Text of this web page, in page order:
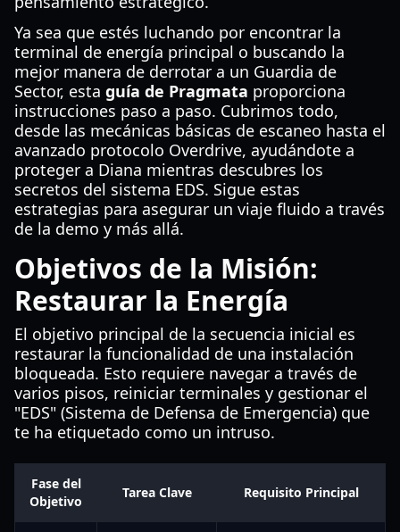
Ya sea que estés luchando por encontrar la
terminal de energía principal o buscando la
mejor manera de derrotar a un Guardia de
Sector, esta guía de Pragmata proporciona
instrucciones paso a paso. Cubrimos todo,
desde las mecánicas básicas de escaneo hasta el
avanzado protocolo Overdrive, ayudándote a
proteger a Diana mientras descubres los
secretos del sistema EDS. Sigue estas
estrategias para asegurar un viaje fluido a través
de la demo y más allá.
Objetivos de la Misión:
Restaurar la Energía
El objetivo principal de la secuencia inicial es
restaurar la funcionalidad de una instalación
bloqueada. Esto requiere navegar a través de
varios pisos, reiniciar terminales y gestionar el
"EDS" (Sistema de Defensa de Emergencia) que
te ha etiquetado como un intruso.
Fase del
Objetivo
Tarea Clave Requisito Principal